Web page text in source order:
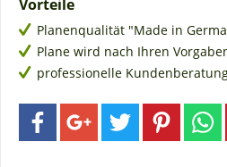
Vorteile
Planenqualität "Made in
Plane wird nach Ihren
professionelle